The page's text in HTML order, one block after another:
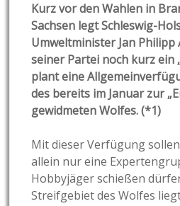
Kurz vor den Wahlen in
Sachsen legt Schleswig-
Umweltminister Jan Philipp
seiner Partei noch kurz ein
plant eine
des bereits im Januar zur
gewidmeten Wolfes. (*1)
Mit dieser Verfügung
allein nur eine
Hobbyjäger schießen
Streifgebiet des Wolfes